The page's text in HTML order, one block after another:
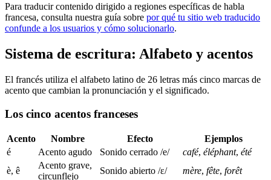
Para traducir contenido dirigido a regiones específicas de habla
francesa, consulta nuestra guía sobre por qué tu sitio web traducido
confunde a los usuarios y cómo solucionarlo.
Sistema de escritura: Alfabeto y acentos
El francés utiliza el alfabeto latino de 26 letras más cinco marcas de
acento que cambian la pronunciación y el significado.
Los cinco acentos franceses
Acento Nombre Efecto
Ejemplos
é
Acento agudo Sonido cerrado /e/ café, éléphant, été
è, ê
Acento grave,
circunflejo
Sonido abierto /ɛ/ mère, fête, forêt